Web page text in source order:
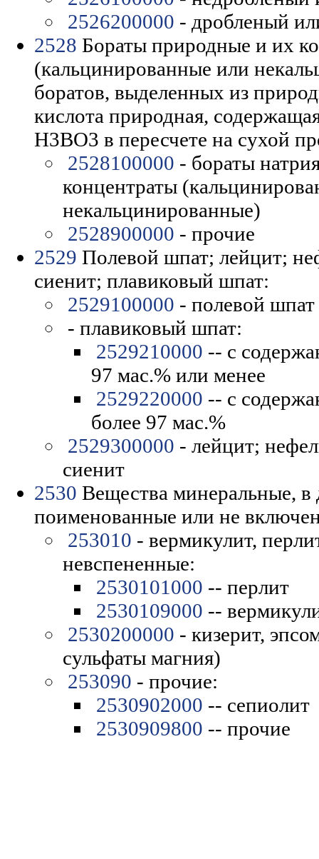
2526200000 - дробленый
2528 Бораты природные и их
(кальцинированные или
боратов, выделенных из
кислота природная,
H3BO3 в пересчете на сухой
2528100000 - бораты
концентраты
некальцинированные)
2528900000 - прочие
2529 Полевой шпат; лейцит;
сиенит; плавиковый шпат:
2529100000 - полевой шпат
- плавиковый шпат:
2529210000 -- с
97 мас.% или менее
2529220000 -- с
более 97 мас.%
2529300000 - лейцит;
сиенит
2530 Вещества минеральные, в
поименованные или не
253010 - вермикулит,
невспененные:
2530101000 -- перлит
2530109000 --
2530200000 - кизерит,
сульфаты магния)
253090 - прочие:
2530902000 -- сепиолит
2530909800 -- прочие